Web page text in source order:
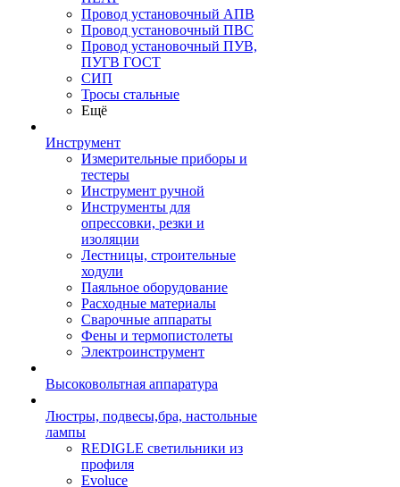
Провод установочный АПВ
Провод установочный ПВС
Провод установочный ПУВ,
ПУГВ ГОСТ
СИП
Тросы стальные
Ещё
Инструмент
Измерительные приборы и
тестеры
Инструмент ручной
Инструменты для
опрессовки, резки и
изоляции
Лестницы, строительные
ходули
Паяльное оборудование
Расходные материалы
Сварочные аппараты
Фены и термопистолеты
Электроинструмент
Высоковольтная аппаратура
Люстры, подвесы,бра, настольные
лампы
REDIGLE светильники из
профиля
Evoluce